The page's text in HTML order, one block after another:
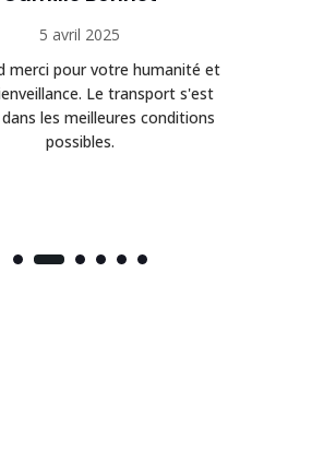
5 avril 2025
merci pour votre humanité et
Le transport s'est
les meilleures conditions
possibles.